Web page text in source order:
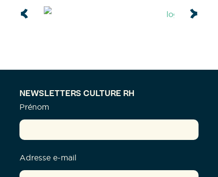
NEWSLETTERS CULTURE RH
Prénom
Adresse e-mail